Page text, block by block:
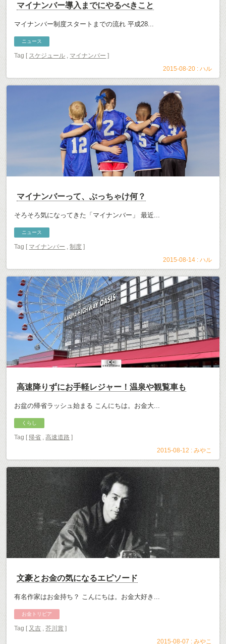
マイナンバー導入までにやるべきこと
マイナンバー制度スタートまでの流れ 平成28...
ニュース
Tag [ スケジュール , マイナンバー ]
2015-08-20 : ハル
マイナンバーって、ぶっちゃけ何？
そろそろ気になってきた「マイナンバー」 最近...
ニュース
Tag [ マイナンバー ,制度 ]
2015-08-14 : ハル
高速降りずにお手軽レジャー！温泉や観覧車も
お盆の帰省ラッシュ始まる こんにちは。お金大...
くらし
Tag [ 帰省 ,高速道路 ]
2015-08-12 : みやこ
文豪とお金の気になるエピソード
有名作家はお金持ち？ こんにちは。お金大好き...
お金トリビア
Tag [ 又吉 ,芥川賞 ]
2015-08-07 : みやこ